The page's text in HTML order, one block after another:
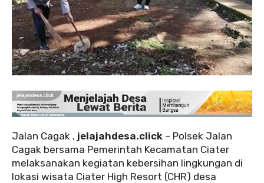
Jalan Cagak , jelajahdesa.click – Polsek Jalan
Cagak bersama Pemerintah Kecamatan Ciater
melaksanakan kegiatan kebersihan lingkungan di
lokasi wisata Ciater High Resort (CHR) desa